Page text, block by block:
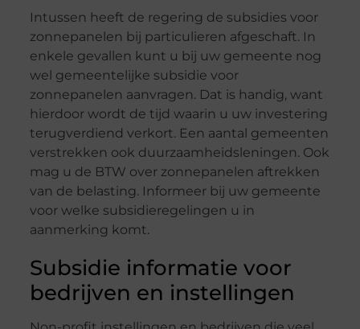
Intussen heeft de regering de subsidies voor
zonnepanelen bij particulieren afgeschaft. In
enkele gevallen kunt u bij uw gemeente nog
wel gemeentelijke subsidie voor
zonnepanelen aanvragen. Dat is handig, want
hierdoor wordt de tijd waarin u uw investering
terugverdiend verkort. Een aantal gemeenten
verstrekken ook duurzaamheidsleningen. Ook
mag u de BTW over zonnepanelen aftrekken
van de belasting. Informeer bij uw gemeente
voor welke subsidieregelingen u in
aanmerking komt.
Subsidie informatie voor
bedrijven en instellingen